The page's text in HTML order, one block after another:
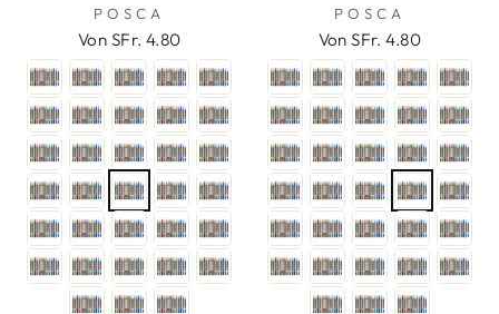
POSCA
Von SFr. 4.80
POSCA
Von SFr. 4.80